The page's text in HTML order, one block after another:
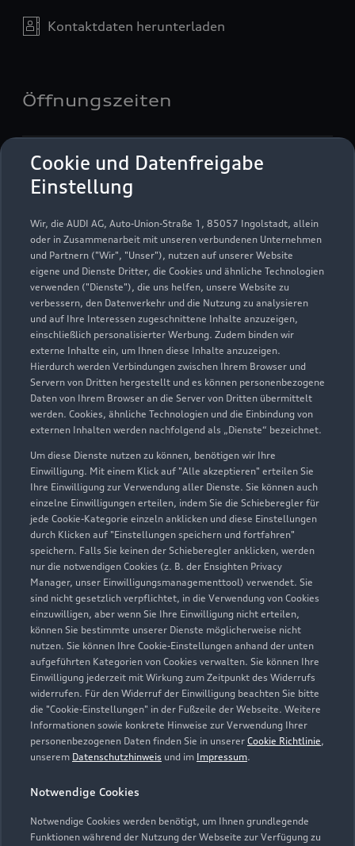
Cookie und Datenfreigabe
Einstellung
Wir, die AUDI AG, Auto-Union-Straße 1, 85057 Ingolstadt, allein
oder in Zusammenarbeit mit unseren verbundenen Unternehmen
und Partnern ("Wir", "Unser"), nutzen auf unserer Website
eigene und Dienste Dritter, die Cookies und ähnliche Technologien
verwenden ("Dienste"), die uns helfen, unsere Website zu
verbessern, den Datenverkehr und die Nutzung zu analysieren
und auf Ihre Interessen zugeschnittene Inhalte anzuzeigen,
einschließlich personalisierter Werbung. Zudem binden wir
externe Inhalte ein, um Ihnen diese Inhalte anzuzeigen.
Hierdurch werden Verbindungen zwischen Ihrem Browser und
Servern von Dritten hergestellt und es können personenbezogene
Daten von Ihrem Browser an die Server von Dritten übermittelt
werden. Cookies, ähnliche Technologien und die Einbindung von
externen Inhalten werden nachfolgend als „Dienste“ bezeichnet.
Um diese Dienste nutzen zu können, benötigen wir Ihre
Einwilligung. Mit einem Klick auf "Alle akzeptieren" erteilen Sie
Ihre Einwilligung zur Verwendung aller Dienste. Sie können auch
einzelne Einwilligungen erteilen, indem Sie die Schieberegler für
jede Cookie-Kategorie einzeln anklicken und diese Einstellungen
durch Klicken auf "Einstellungen speichern und fortfahren"
speichern. Falls Sie keinen der Schieberegler anklicken, werden
nur die notwendigen Cookies (z. B. der Ensighten Privacy
Manager, unser Einwilligungsmanagementtool) verwendet. Sie
sind nicht gesetzlich verpflichtet, in die Verwendung von Cookies
einzuwilligen, aber wenn Sie Ihre Einwilligung nicht erteilen,
können Sie bestimmte unserer Dienste möglicherweise nicht
nutzen. Sie können Ihre Cookie-Einstellungen anhand der unten
aufgeführten Kategorien von Cookies verwalten. Sie können Ihre
Einwilligung jederzeit mit Wirkung zum Zeitpunkt des Widerrufs
widerrufen. Für den Widerruf der Einwilligung beachten Sie bitte
die "Cookie-Einstellungen" in der Fußzeile der Webseite. Weitere
Informationen sowie konkrete Hinweise zur Verwendung Ihrer
personenbezogenen Daten finden Sie in unserer Cookie Richtlinie,
unserem Datenschutzhinweis und im Impressum.
Notwendige Cookies
Notwendige Cookies werden benötigt, um Ihnen grundlegende
Funktionen während der Nutzung der Webseite zur Verfügung zu
Kontaktdaten herunterladen
Öffnungszeiten
Service
Geschlossen
Freitag 07:00
Montag - Freitag 07:00 - 18:00
Samstag
08:00 - 13:00
Sonntag
Geschlossen
Zur Reparatur
Zur Inspektion